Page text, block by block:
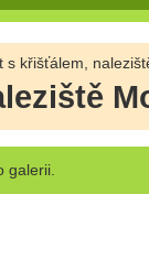
s křišťálem,
galerii.